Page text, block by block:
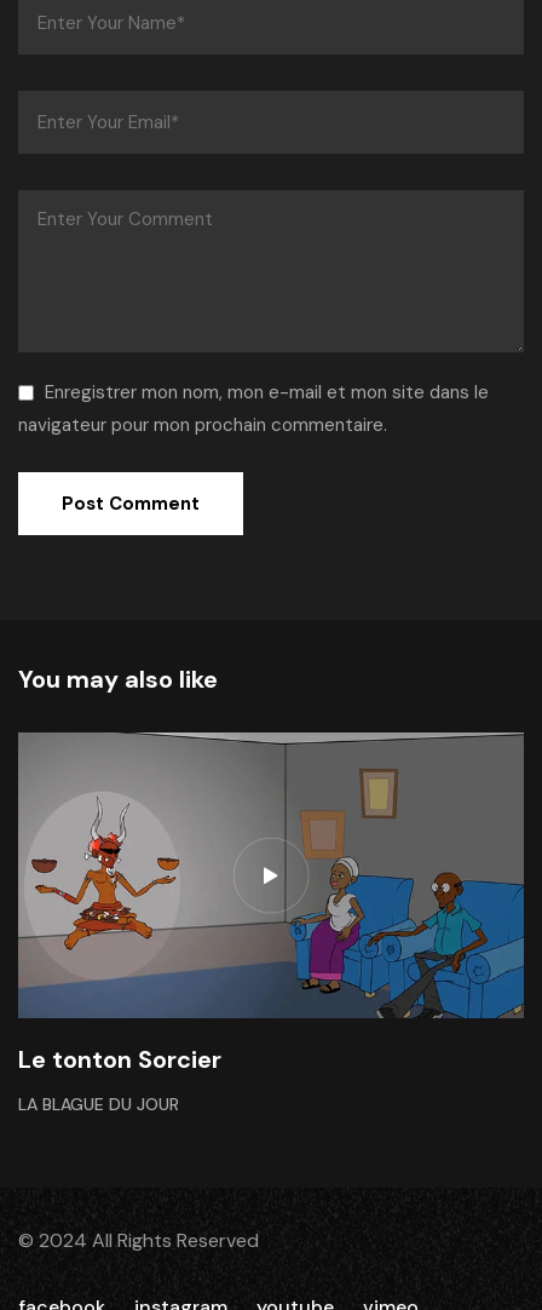
Enregistrer mon nom, mon e-mail et mon site dans le
navigateur pour mon prochain commentaire.
You may also like
Le tonton Sorcier
LA BLAGUE DU JOUR
© 2024 All Rights Reserved